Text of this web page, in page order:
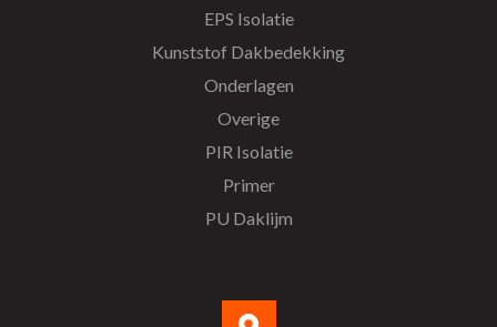
EPS Isolatie
Kunststof Dakbedekking
Onderlagen
Overige
PIR Isolatie
Primer
PU Daklijm